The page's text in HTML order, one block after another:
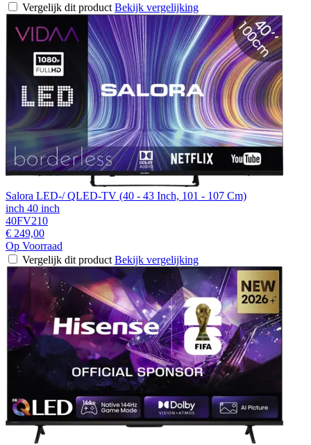
Vergelijk dit product Bekijk vergelijking
Salora LED-/ QLED-TV (40 - 43 Inch, 101 - 107 Cm)
inch 40 inch
40FV210
€ 249,00
Op Voorraad
Vergelijk dit product Bekijk vergelijking